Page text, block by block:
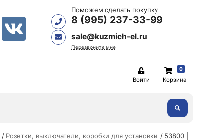
Поможем сделать покупку
8 (995) 237-33-99
sale@kuzmich-el.ru
Перезвоните мне
Войти
0
Корзина
Розетки, выключатели, коробки для установки
53800 |